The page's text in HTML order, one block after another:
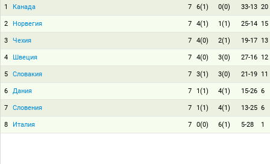
1 Канада 7 6(1) 0(0) 33-13 20
2 Норвегия 7 4(1) 1(1) 25-14 15
3 Чехия 7 4(0) 2(1) 19-17 13
4 Швеция 7 4(0) 3(0) 27-16 12
5 Словакия 7 3(1) 3(0) 21-19 11
6 Дания 7 1(1) 4(1) 15-26 6
7 Словения 7 1(1) 4(1) 13-25 6
8 Италия 7 0(0) 6(1) 5-28 1